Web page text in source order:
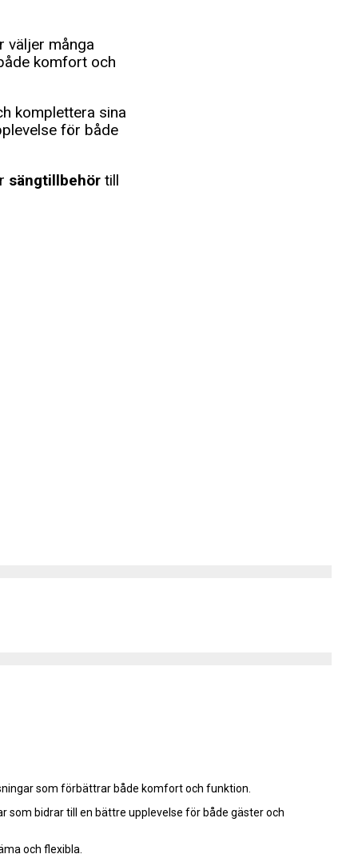
väljer många
komfort och
komplettera sina
för både
sängtillbehörtill
som förbättrar både komfort och funktion.
bidrar till en bättre upplevelse för både gäster och
och flexibla.